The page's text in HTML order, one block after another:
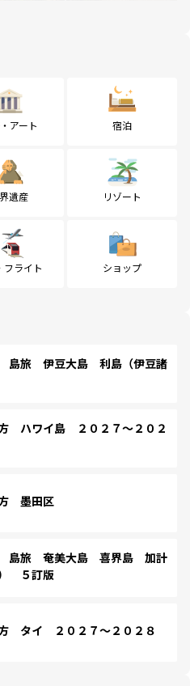
アート 宿泊
遺産 リゾート
フライト ショップ
島旅 伊豆大島 利島（伊豆諸
ハワイ島 ２０２７～２０２
墨田区
島旅 奄美大島 喜界島 加計
５訂版
タイ ２０２７～２０２８